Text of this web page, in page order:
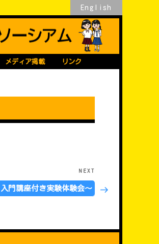
English
メディア掲載 リンク
Post
NEXT
門講座付き実験体験会～